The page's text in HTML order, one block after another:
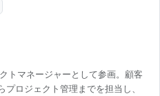
トマネージャーとして参画。顧客
ロジェクト管理までを担当し、